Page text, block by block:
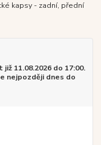
kapsy - zadní, přední
11.08.2026 do 17:00.
nejpozději dnes do